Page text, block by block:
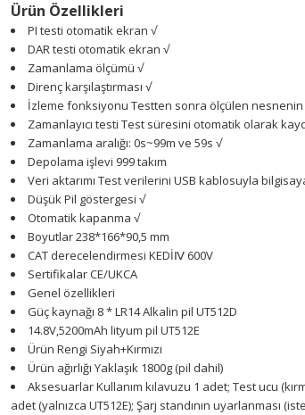
Ürün Özellikleri
PI testi otomatik ekran √
DAR testi otomatik ekran √
Zamanlama ölçümü √
Direnç karşılaştırması √
İzleme fonksiyonu Testten sonra ölçülen nesnenin
Zamanlayıcı testi Test süresini otomatik olarak
Zamanlama aralığı: 0s~99m ve 59s √
Depolama işlevi 999 takım
Veri aktarımı Test verilerini USB kablosuyla
Düşük Pil göstergesi √
Otomatik kapanma √
Boyutlar238*166*90,5 mm
CAT derecelendirmesi KEDİⅣ 600V
SertifikalarCE/UKCA
Genel özellikleri
Güç kaynağı 8 * LR14 Alkalin pil UT512D
14.8V,5200mAh lityum pil UT512E
Ürün Rengi Siyah+Kırmızı
Ürün ağırlığı Yaklaşık 1800g (pil dahil)
AksesuarlarKullanım kılavuzu 1 adet; Test ucu
adet (yalnızca UT512E); Şarj standının uyarlanması